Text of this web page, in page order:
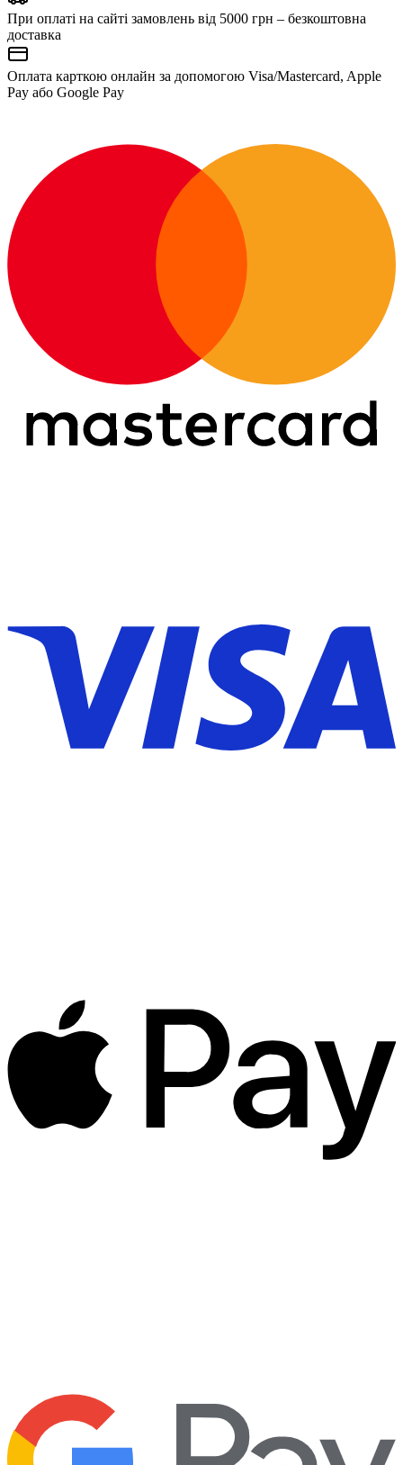
При оплаті на сайті замовлень від 5000 грн – безкоштовна
доставка
Оплата карткою онлайн за допомогою Visa/Mastercard, Apple
Pay або Google Pay